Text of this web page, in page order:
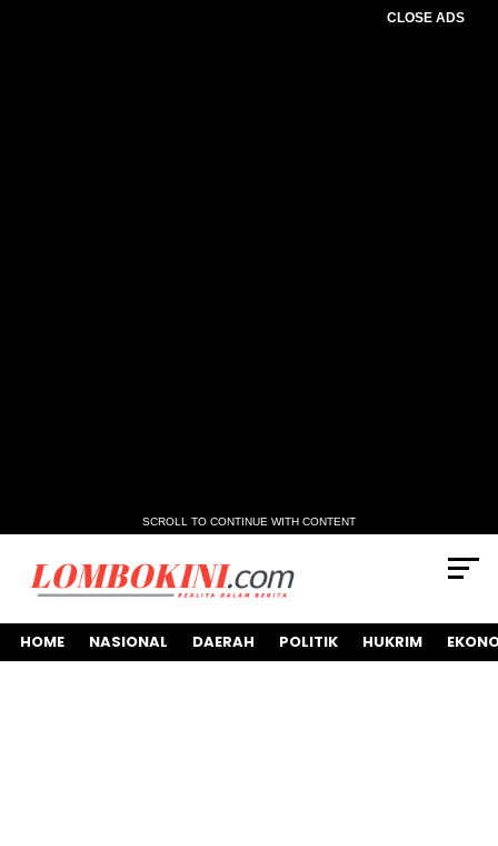
CLOSE ADS
SCROLL TO CONTINUE WITH CONTENT
HOME NASIONAL DAERAH POLITIK HUKRIM